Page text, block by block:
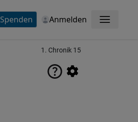
Spenden Anmelden Menü
1. Chronik 15